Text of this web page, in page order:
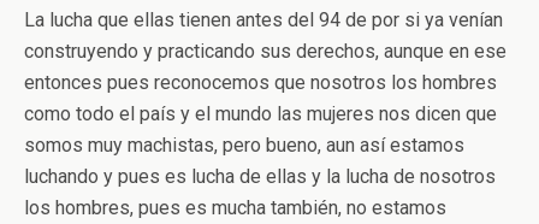
La lucha que ellas tienen antes del 94 de por si ya venían
construyendo y practicando sus derechos, aunque en ese
entonces pues reconocemos que nosotros los hombres
como todo el país y el mundo las mujeres nos dicen que
somos muy machistas, pero bueno, aun así estamos
luchando y pues es lucha de ellas y la lucha de nosotros
los hombres, pues es mucha también, no estamos